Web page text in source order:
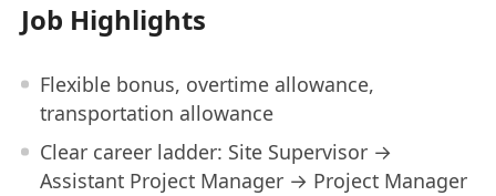
Job Highlights
Flexible bonus, overtime allowance,
transportation allowance
Clear career ladder: Site Supervisor →
Assistant Project Manager → Project Manager